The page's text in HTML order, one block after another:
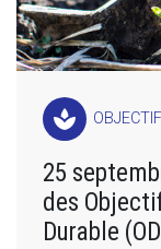
spa
25
des
Durable